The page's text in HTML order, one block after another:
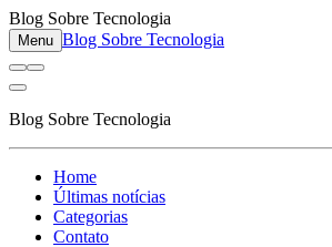
Blog Sobre Tecnologia
Menu Blog Sobre Tecnologia
Blog Sobre Tecnologia
Home
Últimas notícias
Categorias
Contato